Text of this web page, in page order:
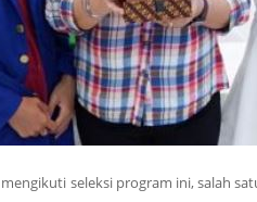
seleksi program ini, salah